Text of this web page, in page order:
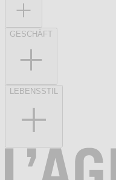
GESCHÄFT
LEBENSSTIL